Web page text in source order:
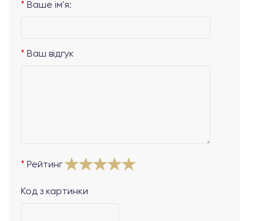
Ваше ім'я:
Ваш відгук
Рейтинг
Код з картинки